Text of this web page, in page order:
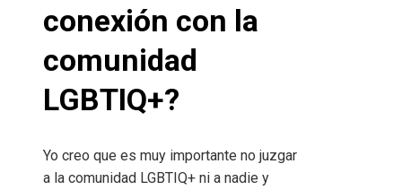
conexión con la
comunidad
LGBTIQ+?
Yo creo que es muy importante no juzgar
a la comunidad LGBTIQ+ ni a nadie y